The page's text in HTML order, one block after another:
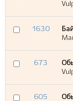
1630
673
605